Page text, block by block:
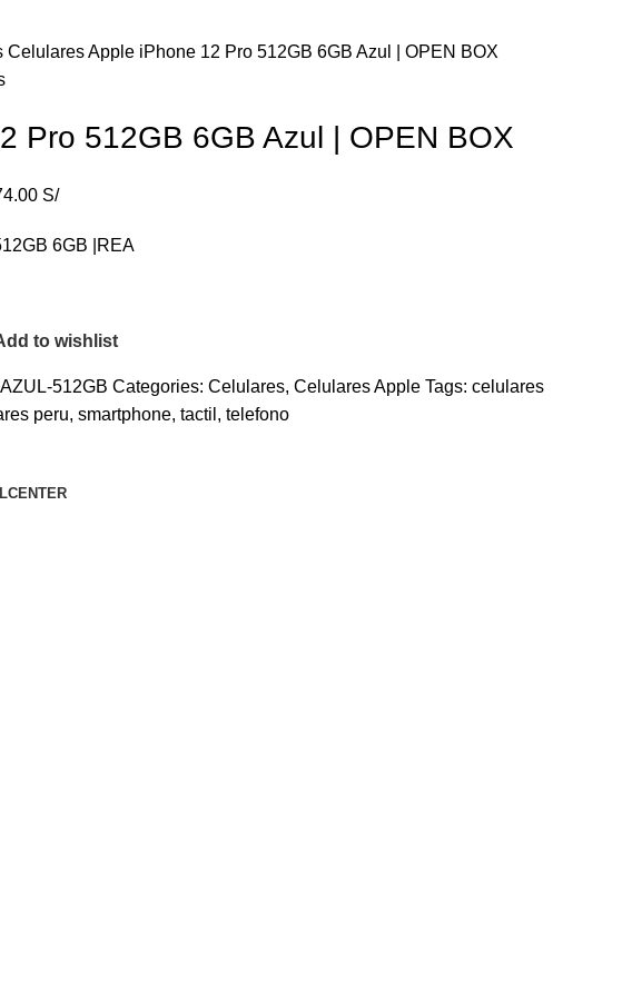
Celulares Apple iPhone 12 Pro 512GB 6GB Azul | OPEN BOX
Pro 512GB 6GB Azul | OPEN BOX
S/
6GB |REA
to wishlist
512GB Categories: Celulares, Celulares Apple Tags: celulares
peru, smartphone, tactil , telefono